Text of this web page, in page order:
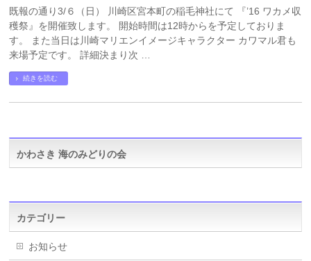
既報の通り3/６（日） 川崎区宮本町の稲毛神社にて 『’16 ワカメ収
穫祭』を開催致します。 開始時間は12時からを予定しておりま
す。 また当日は川崎マリエンイメージキャラクター カワマル君も
来場予定です。 詳細決まり次 …
続きを読む
かわさき 海のみどりの会
カテゴリー
お知らせ